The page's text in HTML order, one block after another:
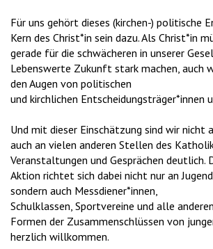
Für uns gehört dieses (kirchen-) politische
Kern des Christ*in sein dazu. Als Christ*in
gerade für die schwächeren in unserer
Lebenswerte Zukunft stark machen, auch
den Augen von politischen
und kirchlichen Entscheidungsträger*innen
Und mit dieser Einschätzung sind wir nicht
auch an vielen anderen Stellen des
Veranstaltungen und Gesprächen deutlich.
Aktion richtet sich dabei nicht nur an
sondern auch Messdiener*innen,
Schulklassen, Sportvereine und alle anderen
Formen der Zusammenschlüssen von
herzlich willkommen.